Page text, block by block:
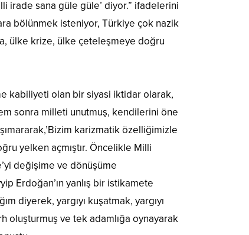
irade sana güle güle’ diyor.” ifadelerini
bölünmek isteniyor, Türkiye çok nazik
ülke krize, ülke çeteleşmeye doğru
kabiliyeti olan bir siyasi iktidar olarak,
sonra milleti unutmuş, kendilerini öne
karizmatik özelliğimizle
yelken açmıştır. Öncelikle Milli
değişime ve dönüşüme
Erdoğan’ın yanlış bir istikamete
diyerek, yargıyı kuşatmak, yargıyı
oluşturmuş ve tek adamlığa oynayarak